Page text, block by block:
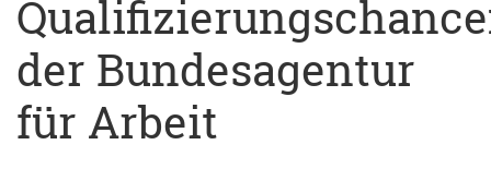
der Bundesagentur
für Arbeit